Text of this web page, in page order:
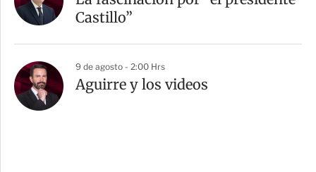
Castillo”
9 de agosto - 2:00 Hrs
Aguirre y los videos